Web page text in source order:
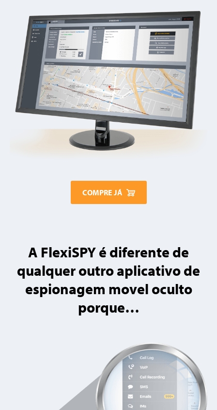
COMPRE JÁ
A FlexiSPY é diferente de
qualquer outro aplicativo de
espionagem movel oculto
porque…